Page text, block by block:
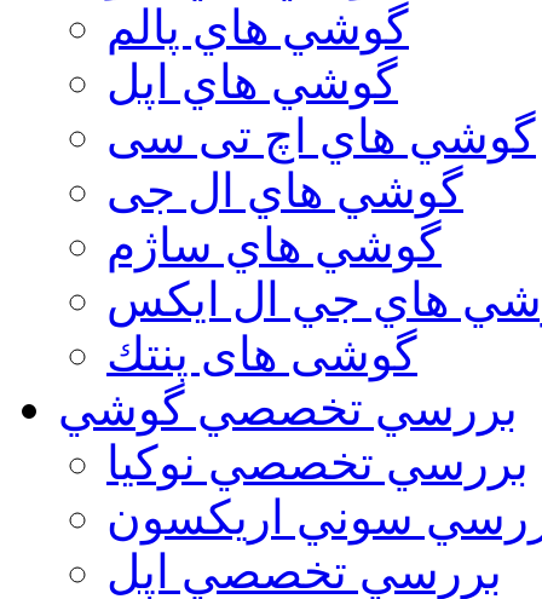
گوشي هاي پالم
گوشي هاي اپل
گوشي هاي اچ تی سی
گوشي هاي ال جی
گوشي هاي ساژم
هاي جي ال ايكس
گوشی های پنتك
بررسي تخصصي گوشي
بررسي تخصصي نوكيا
سوني اريكسون
بررسي تخصصي اپل